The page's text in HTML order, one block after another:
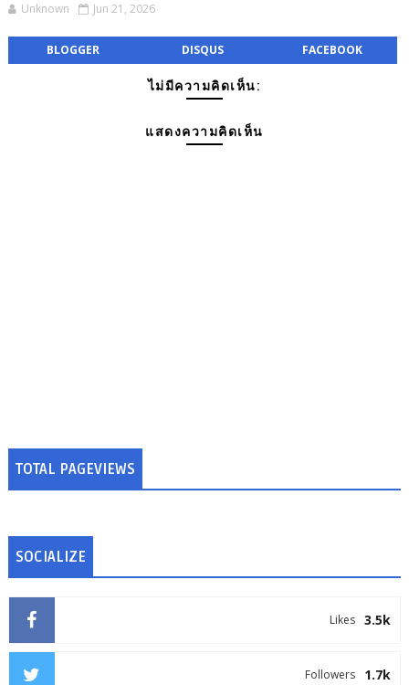
Unknown Jun 21, 2026
BLOGGER DISQUS FACEBOOK
ไม่มีความคิดเห็น:
แสดงความคิดเห็น
TOTAL PAGEVIEWS
SOCIALIZE
3.5k
Likes
1.7k
Followers